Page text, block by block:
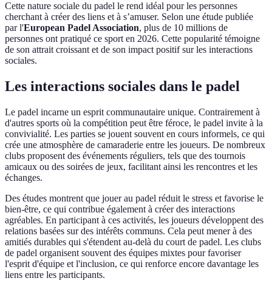
Cette nature sociale du padel le rend idéal pour les personnes
cherchant à créer des liens et à s’amuser. Selon une étude publiée
par l'European Padel Association, plus de 10 millions de
personnes ont pratiqué ce sport en 2026. Cette popularité témoigne
de son attrait croissant et de son impact positif sur les interactions
sociales.
Les interactions sociales dans le padel
Le padel incarne un esprit communautaire unique. Contrairement à
d'autres sports où la compétition peut être féroce, le padel invite à la
convivialité. Les parties se jouent souvent en cours informels, ce qui
crée une atmosphère de camaraderie entre les joueurs. De nombreux
clubs proposent des événements réguliers, tels que des tournois
amicaux ou des soirées de jeux, facilitant ainsi les rencontres et les
échanges.
Des études montrent que jouer au padel réduit le stress et favorise le
bien-être, ce qui contribue également à créer des interactions
agréables. En participant à ces activités, les joueurs développent des
relations basées sur des intérêts communs. Cela peut mener à des
amitiés durables qui s'étendent au-delà du court de padel. Les clubs
de padel organisent souvent des équipes mixtes pour favoriser
l'esprit d'équipe et l'inclusion, ce qui renforce encore davantage les
liens entre les participants.